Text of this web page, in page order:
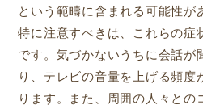
という範疇に含まれる可能性が
特に注意すべきは、これらの症
です。気づかないうちに会話が
り、テレビの音量を上げる頻度
ります。また、周囲の人々との